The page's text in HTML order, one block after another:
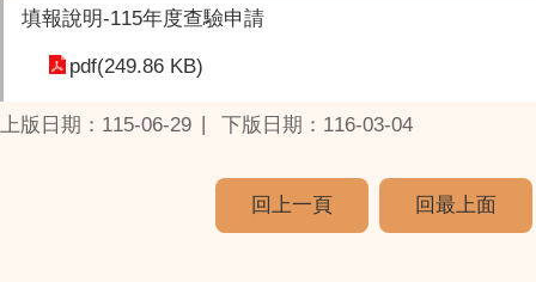
填報說明-115年度查驗申請
pdf(249.86 KB)
上版日期：115-06-29 下版日期：116-03-04
回上一頁 回最上面